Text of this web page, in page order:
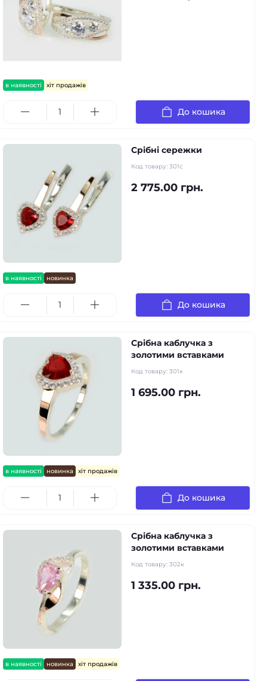
в наявності хіт продажів
До кошика
в наявності новинка
Срібні сережки
Код товару: 301с
2 775.00 грн.
До кошика
в наявності новинка хіт продажів
Срібна каблучка з
золотими вставками
Код товару: 301к
1 695.00 грн.
До кошика
в наявності новинка хіт продажів
Срібна каблучка з
золотими вставками
Код товару: 302к
1 335.00 грн.